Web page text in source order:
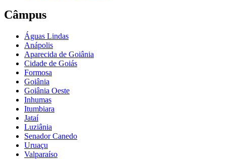
Câmpus
Águas Lindas
Anápolis
Aparecida de Goiânia
Cidade de Goiás
Formosa
Goiânia
Goiânia Oeste
Inhumas
Itumbiara
Jataí
Luziânia
Senador Canedo
Uruaçu
Valparaíso